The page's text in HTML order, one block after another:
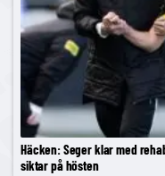
Häcken: Seger klar med
siktar på hösten